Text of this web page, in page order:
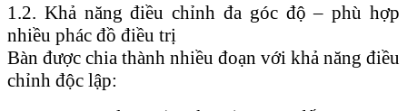
1.2. Khả năng điều chỉnh đa góc độ – phù hợp
nhiều phác đồ điều trị
Bàn được chia thành nhiều đoạn với khả năng điều
chỉnh độc lập: